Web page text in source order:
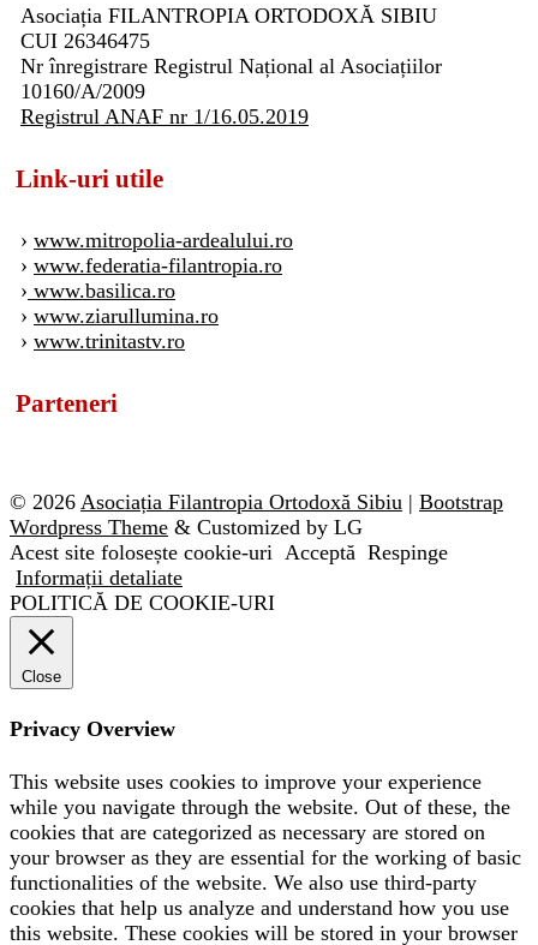
Asociația FILANTROPIA ORTODOXĂ SIBIU
CUI 26346475
Nr înregistrare Registrul Național al Asociațiilor
10160/A/2009
Registrul ANAF nr 1/16.05.2019
Link-uri utile
› www.mitropolia-ardealului.ro
› www.federatia-filantropia.ro
› www.basilica.ro
› www.ziarullumina.ro
› www.trinitastv.ro
Parteneri
© 2026 Asociația Filantropia Ortodoxă Sibiu | Bootstrap
Wordpress Theme & Customized by LG
Acest site folosește cookie-uri Acceptă Respinge
Informații detaliate
POLITICĂ DE COOKIE-URI
Close
Privacy Overview
This website uses cookies to improve your experience
while you navigate through the website. Out of these, the
cookies that are categorized as necessary are stored on
your browser as they are essential for the working of basic
functionalities of the website. We also use third-party
cookies that help us analyze and understand how you use
this website. These cookies will be stored in your browser